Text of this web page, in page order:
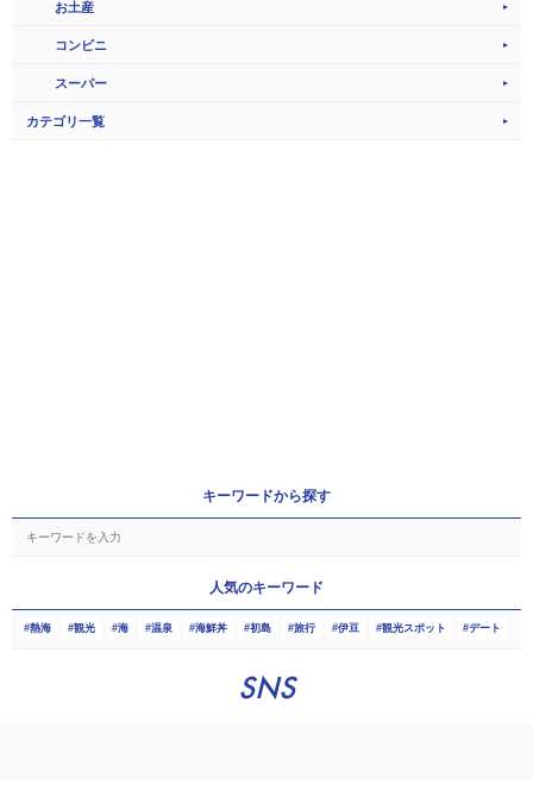
お土産
コンビニ
スーパー
カテゴリ一覧
キーワードから探す
人気のキーワード
熱海 観光 海 温泉 海鮮丼 初島 旅行 伊豆 観光スポット デート
SNS